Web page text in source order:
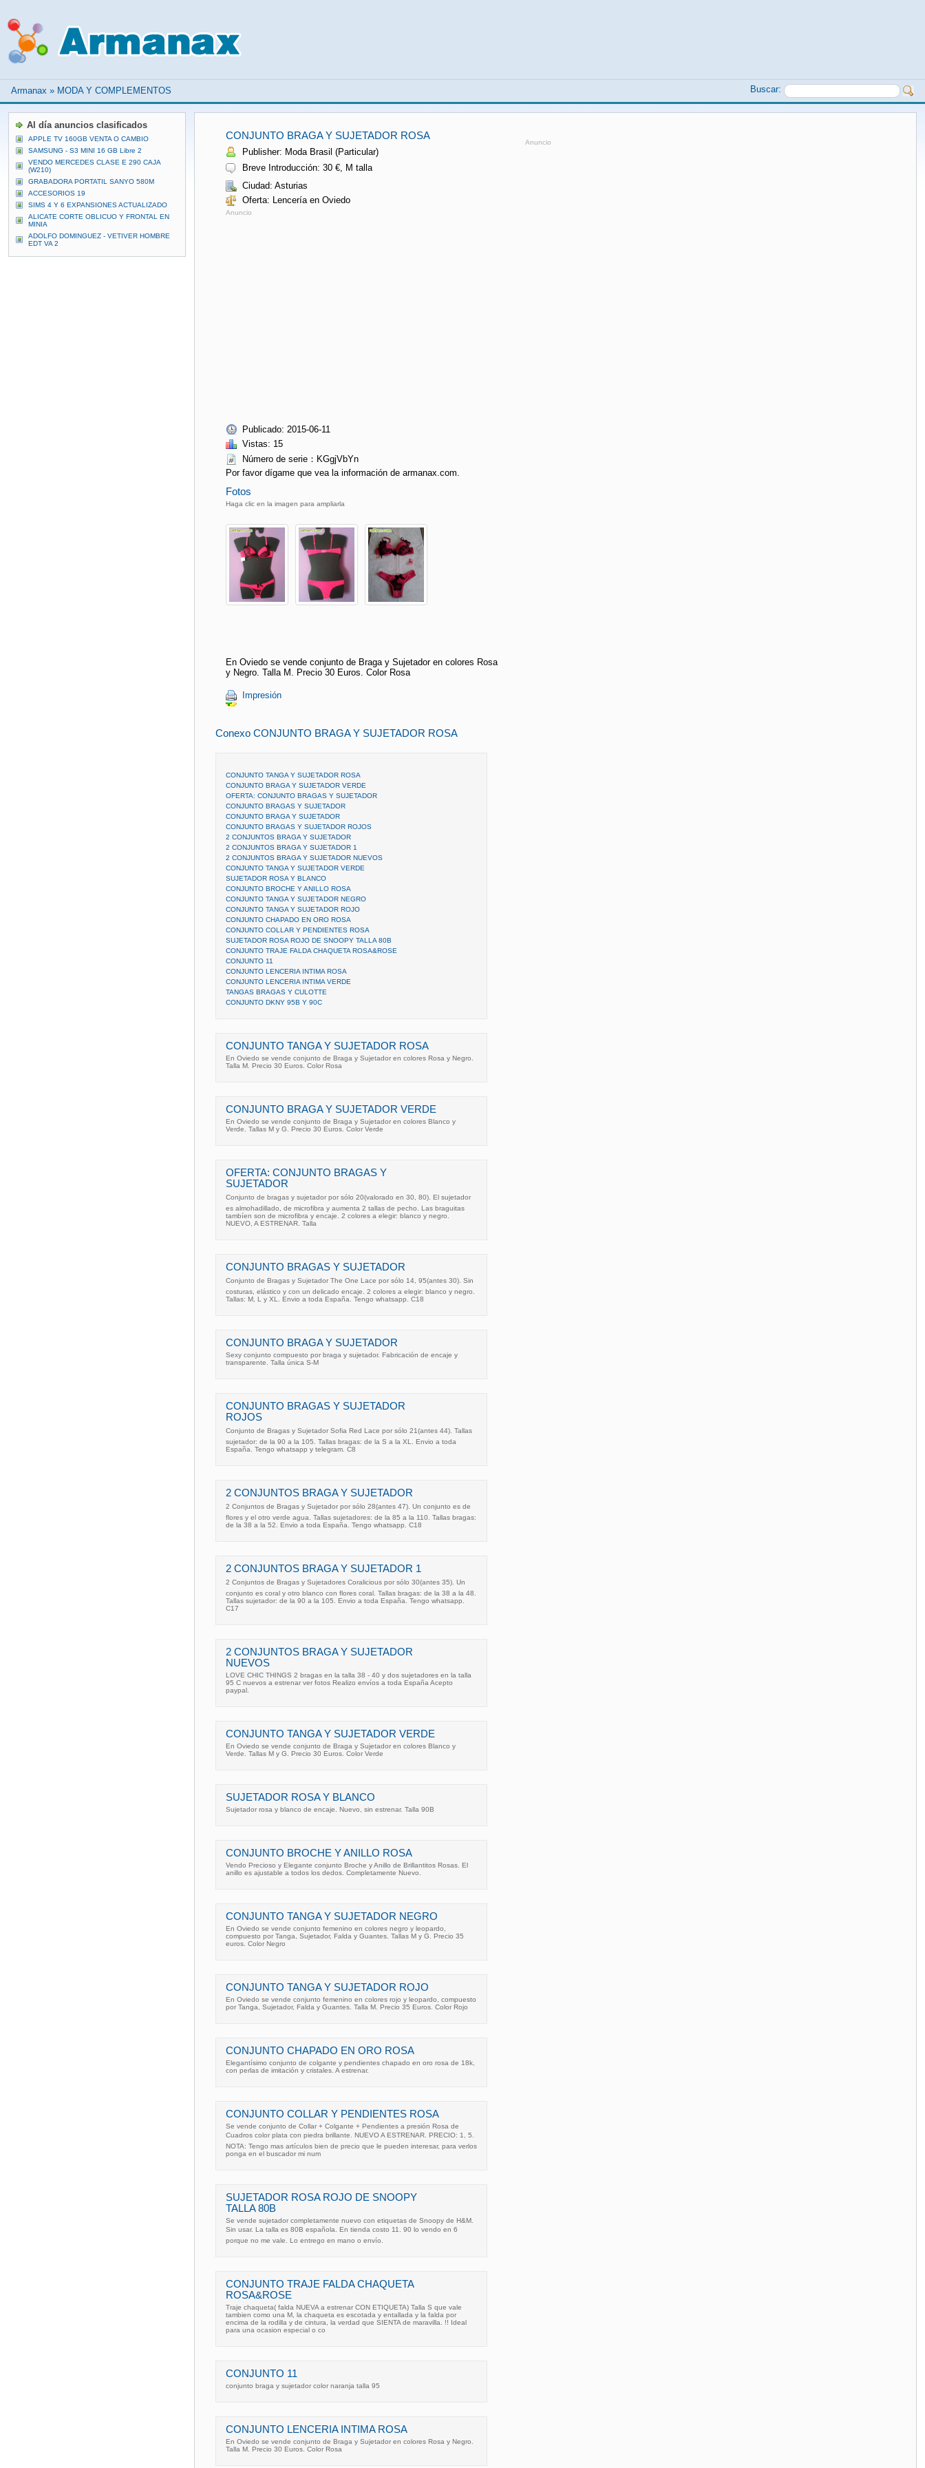
Armanax » MODA Y COMPLEMENTOS Buscar:
CONJUNTO BRAGA Y SUJETADOR ROSA
Publisher: Moda Brasil (Particular)
Breve Introducción: 30 €, M talla
Ciudad: Asturias
Oferta: Lencería en Oviedo
Anuncio
Publicado: 2015-06-11
Vistas: 15
Número de serie：KGgjVbYn
Por favor dígame que vea la información de armanax.com.
Fotos
Haga clic en la imagen para ampliarla
En Oviedo se vende conjunto de Braga y Sujetador en colores Rosa
y Negro. Talla M. Precio 30 Euros. Color Rosa
Impresión
Anuncio
Conexo CONJUNTO BRAGA Y SUJETADOR ROSA
CONJUNTO TANGA Y SUJETADOR ROSA
CONJUNTO BRAGA Y SUJETADOR VERDE
OFERTA: CONJUNTO BRAGAS Y SUJETADOR
CONJUNTO BRAGAS Y SUJETADOR
CONJUNTO BRAGA Y SUJETADOR
CONJUNTO BRAGAS Y SUJETADOR ROJOS
2 CONJUNTOS BRAGA Y SUJETADOR
2 CONJUNTOS BRAGA Y SUJETADOR 1
2 CONJUNTOS BRAGA Y SUJETADOR NUEVOS
CONJUNTO TANGA Y SUJETADOR VERDE
SUJETADOR ROSA Y BLANCO
CONJUNTO BROCHE Y ANILLO ROSA
CONJUNTO TANGA Y SUJETADOR NEGRO
CONJUNTO TANGA Y SUJETADOR ROJO
CONJUNTO CHAPADO EN ORO ROSA
CONJUNTO COLLAR Y PENDIENTES ROSA
SUJETADOR ROSA ROJO DE SNOOPY TALLA 80B
CONJUNTO TRAJE FALDA CHAQUETA ROSA&ROSE
CONJUNTO 11
CONJUNTO LENCERIA INTIMA ROSA
CONJUNTO LENCERIA INTIMA VERDE
TANGAS BRAGAS Y CULOTTE
CONJUNTO DKNY 95B Y 90C
CONJUNTO TANGA Y SUJETADOR ROSA
En Oviedo se vende conjunto de Braga y Sujetador en colores Rosa y Negro.
Talla M. Precio 30 Euros. Color Rosa
CONJUNTO BRAGA Y SUJETADOR VERDE
En Oviedo se vende conjunto de Braga y Sujetador en colores Blanco y
Verde. Tallas M y G. Precio 30 Euros. Color Verde
OFERTA: CONJUNTO BRAGAS Y
SUJETADOR
Conjunto de bragas y sujetador por sólo 20(valorado en 30, 80). El sujetador
es almohadillado, de microfibra y aumenta 2 tallas de pecho. Las braguitas
tambíen son de microfibra y encaje. 2 colores a elegir: blanco y negro.
NUEVO, A ESTRENAR. Talla
CONJUNTO BRAGAS Y SUJETADOR
Conjunto de Bragas y Sujetador The One Lace por sólo 14, 95(antes 30). Sin
costuras, elástico y con un delicado encaje. 2 colores a elegir: blanco y negro.
Tallas: M, L y XL. Envio a toda España. Tengo whatsapp. C18
CONJUNTO BRAGA Y SUJETADOR
Sexy conjunto compuesto por braga y sujetador. Fabricación de encaje y
transparente. Talla única S-M
CONJUNTO BRAGAS Y SUJETADOR
ROJOS
Conjunto de Bragas y Sujetador Sofia Red Lace por sólo 21(antes 44). Tallas
sujetador: de la 90 a la 105. Tallas bragas: de la S a la XL. Envio a toda
España. Tengo whatsapp y telegram. C8
2 CONJUNTOS BRAGA Y SUJETADOR
2 Conjuntos de Bragas y Sujetador por sólo 28(antes 47). Un conjunto es de
flores y el otro verde agua. Tallas sujetadores: de la 85 a la 110. Tallas bragas:
de la 38 a la 52. Envio a toda España. Tengo whatsapp. C18
2 CONJUNTOS BRAGA Y SUJETADOR 1
2 Conjuntos de Bragas y Sujetadores Coralicious por sólo 30(antes 35). Un
conjunto es coral y otro blanco con flores coral. Tallas bragas: de la 38 a la 48.
Tallas sujetador: de la 90 a la 105. Envio a toda España. Tengo whatsapp.
C17
2 CONJUNTOS BRAGA Y SUJETADOR
NUEVOS
LOVE CHIC THINGS 2 bragas en la talla 38 - 40 y dos sujetadores en la talla
95 C nuevos a estrenar ver fotos Realizo envíos a toda España Acepto
paypal.
CONJUNTO TANGA Y SUJETADOR VERDE
En Oviedo se vende conjunto de Braga y Sujetador en colores Blanco y
Verde. Tallas M y G. Precio 30 Euros. Color Verde
SUJETADOR ROSA Y BLANCO
Sujetador rosa y blanco de encaje. Nuevo, sin estrenar. Talla 90B
CONJUNTO BROCHE Y ANILLO ROSA
Vendo Precioso y Elegante conjunto Broche y Anillo de Brillantitos Rosas. El
anillo es ajustable a todos los dedos. Completamente Nuevo.
CONJUNTO TANGA Y SUJETADOR NEGRO
En Oviedo se vende conjunto femenino en colores negro y leopardo,
compuesto por Tanga, Sujetador, Falda y Guantes. Tallas M y G. Precio 35
euros. Color Negro
CONJUNTO TANGA Y SUJETADOR ROJO
En Oviedo se vende conjunto femenino en colores rojo y leopardo, compuesto
por Tanga, Sujetador, Falda y Guantes. Talla M. Precio 35 Euros. Color Rojo
CONJUNTO CHAPADO EN ORO ROSA
Elegantísimo conjunto de colgante y pendientes chapado en oro rosa de 18k,
con perlas de imitación y cristales. A estrenar.
CONJUNTO COLLAR Y PENDIENTES ROSA
Se vende conjunto de Collar + Colgante + Pendientes a presión Rosa de
Cuadros color plata con piedra brillante. NUEVO A ESTRENAR. PRECIO: 1, 5.
NOTA: Tengo mas artículos bien de precio que le pueden interesar, para verlos
ponga en el buscador mi num
SUJETADOR ROSA ROJO DE SNOOPY
TALLA 80B
Se vende sujetador completamente nuevo con etiquetas de Snoopy de H&M.
Sin usar. La talla es 80B española. En tienda costo 11. 90 lo vendo en 6
porque no me vale. Lo entrego en mano o envío.
CONJUNTO TRAJE FALDA CHAQUETA
ROSA&ROSE
Traje chaqueta( falda NUEVA a estrenar CON ETIQUETA) Talla S que vale
tambien como una M, la chaqueta es escotada y entallada y la falda por
encima de la rodilla y de cintura, la verdad que SIENTA de maravilla. !! Ideal
para una ocasion especial o co
CONJUNTO 11
conjunto braga y sujetador color naranja talla 95
CONJUNTO LENCERIA INTIMA ROSA
En Oviedo se vende conjunto de Braga y Sujetador en colores Rosa y Negro.
Talla M. Precio 30 Euros. Color Rosa
Al día anuncios clasificados
APPLE TV 160GB VENTA O CAMBIO
SAMSUNG - S3 MINI 16 GB Libre 2
VENDO MERCEDES CLASE E 290 CAJA
(W210)
GRABADORA PORTATIL SANYO 580M
ACCESORIOS 19
SIMS 4 Y 6 EXPANSIONES ACTUALIZADO
ALICATE CORTE OBLICUO Y FRONTAL EN
MINIA
ADOLFO DOMINGUEZ - VETIVER HOMBRE
EDT VA 2